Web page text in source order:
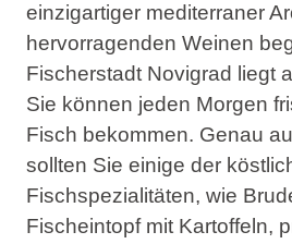
einzigartiger mediterraner
hervorragenden Weinen
Fischerstadt Novigrad liegt
Sie können jeden Morgen
Fisch bekommen. Genau
sollten Sie einige der
Fischspezialitäten, wie
Fischeintopf mit Kartoffeln,